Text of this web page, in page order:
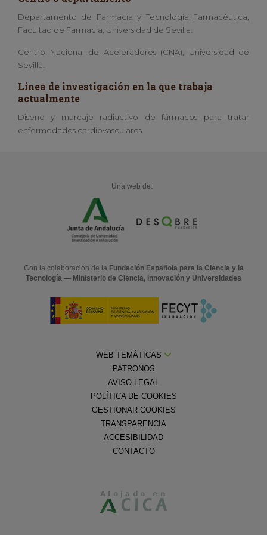
Departamento de Farmacia y Tecnología Farmacéutica,
Facultad de Farmacia, Universidad de Sevilla.
Centro Nacional de Aceleradores (CNA), Universidad de
Sevilla.
Línea de investigación en la que trabaja
actualmente
Diseño y marcaje radiactivo de fármacos para tratar
enfermedades cardiovasculares.
Una web de:
Con la colaboración de la Fundación Española para la Ciencia y la
Tecnología — Ministerio de Ciencia, Innovación y Universidades
WEB TEMÁTICAS
PATRONOS
AVISO LEGAL
POLÍTICA DE COOKIES
GESTIONAR COOKIES
TRANSPARENCIA
ACCESIBILIDAD
CONTACTO